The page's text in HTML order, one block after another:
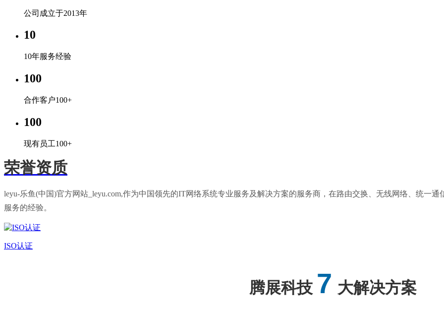
公司成立于2013年
10
10年服务经验
100
合作客户100+
100
现有员工100+
荣誉资质
leyu-乐鱼(中国)官方网站_leyu.com,作为中国领先的IT网络系统专业服务及解决方案的服务商，在路由交换、无线网络、统一
服务的经验。
ISO认证
腾展科技 7 大解决方案